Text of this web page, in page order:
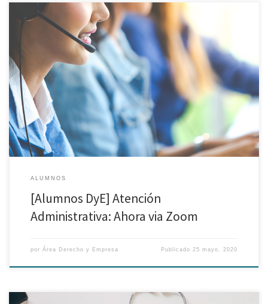
El Área Derecho y Empresa viene brindando un acompañamiento diario y
asesoramiento personalizado a todos los alumnos matriculados en las
maestrías. Recuerde que puede consultar a los correos institucionales de
los programas del área para resolver sus dudas en cualquier momento del
día: Maestría en Derecho de la Empresa: […]
ALUMNOS
[Alumnos DyE] Atención
Administrativa: Ahora via Zoom
por Área Derecho y Empresa Publicado 25 mayo, 2020